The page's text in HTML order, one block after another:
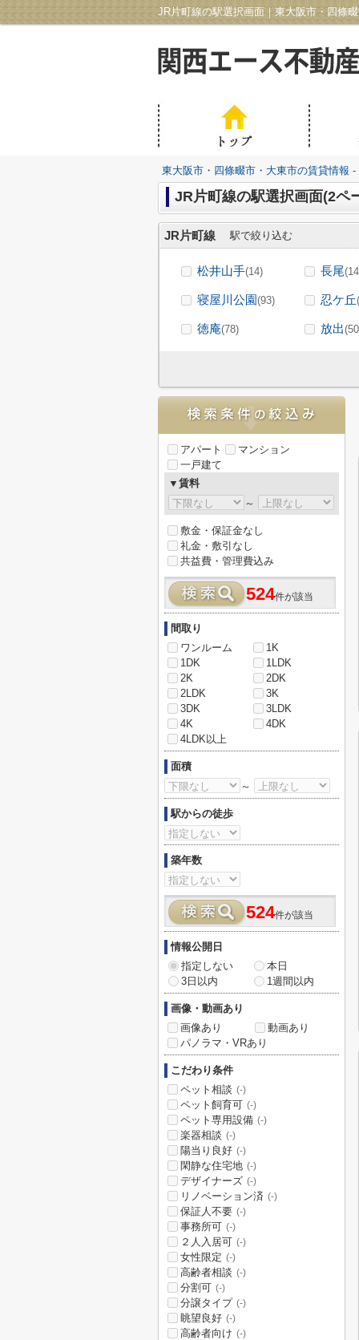
JR片町線の駅選択画面｜東大阪市・四條
東大阪市・四條畷市・大東市の賃貸情報
JR片町線の駅選択画面(2ペ
JR片町線 駅で絞り込む
松井山手(14) 長尾
寝屋川公園(93) 忍ケ丘
徳庵(78) 放出
アパート
マンション
一戸建て
▼賃料
～
敷金・保証金なし
礼金・敷引なし
共益費・管理費込み
524件が該当
間取り
ワンルーム
1K
1DK
1LDK
2K
2DK
2LDK
3K
3DK
3LDK
4K
4DK
4LDK以上
面積
～
駅からの徒歩
築年数
524件が該当
情報公開日
指定しない
本日
3日以内
1週間以内
画像・動画あり
画像あり
動画あり
パノラマ・VRあり
こだわり条件
ペット相談 (-)
ペット飼育可 (-)
ペット専用設備 (-)
楽器相談 (-)
陽当り良好 (-)
閑静な住宅地 (-)
デザイナーズ (-)
リノベーション済 (-)
保証人不要 (-)
事務所可 (-)
２人入居可 (-)
女性限定 (-)
高齢者相談 (-)
分割可 (-)
分譲タイプ (-)
眺望良好 (-)
高齢者向け (-)